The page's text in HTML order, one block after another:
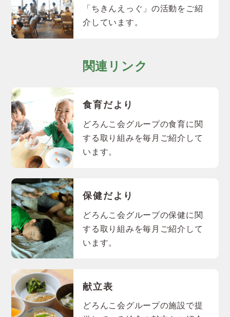
「ちきんえっぐ」の活動をご紹
介しています。
関連リンク
食育だより
どろんこ会グループの食育に関
する取り組みを毎月ご紹介して
います。
保健だより
どろんこ会グループの保健に関
する取り組みを毎月ご紹介して
います。
献立表
どろんこ会グループの施設で提